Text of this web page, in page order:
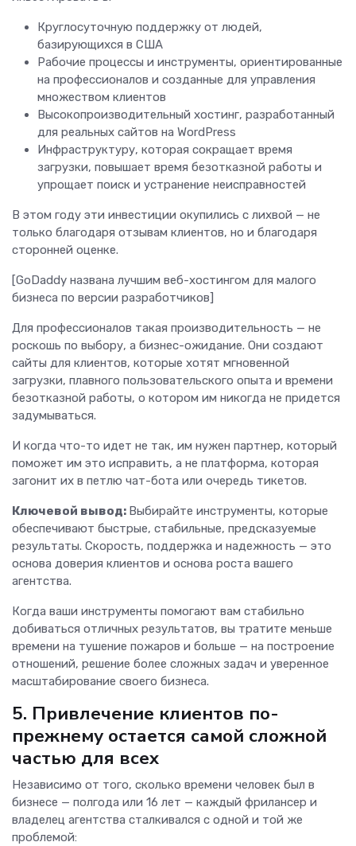
Круглосуточную поддержку от людей,
базирующихся в США
Рабочие процессы и инструменты, ориентированные
на профессионалов и созданные для управления
множеством клиентов
Высокопроизводительный хостинг, разработанный
для реальных сайтов на WordPress
Инфраструктуру, которая сокращает время
загрузки, повышает время безотказной работы и
упрощает поиск и устранение неисправностей
В этом году эти инвестиции окупились с лихвой — не
только благодаря отзывам клиентов, но и благодаря
сторонней оценке.
[GoDaddy названа лучшим веб-хостингом для малого
бизнеса по версии разработчиков]
Для профессионалов такая производительность — не
роскошь по выбору, а бизнес-ожидание. Они создают
сайты для клиентов, которые хотят мгновенной
загрузки, плавного пользовательского опыта и времени
безотказной работы, о котором им никогда не придется
задумываться.
И когда что-то идет не так, им нужен партнер, который
поможет им это исправить, а не платформа, которая
загонит их в петлю чат-бота или очередь тикетов.
Ключевой вывод: Выбирайте инструменты, которые
обеспечивают быстрые, стабильные, предсказуемые
результаты. Скорость, поддержка и надежность — это
основа доверия клиентов и основа роста вашего
агентства.
Когда ваши инструменты помогают вам стабильно
добиваться отличных результатов, вы тратите меньше
времени на тушение пожаров и больше — на построение
отношений, решение более сложных задач и уверенное
масштабирование своего бизнеса.
5. Привлечение клиентов по-
прежнему остается самой сложной
частью для всех
Независимо от того, сколько времени человек был в
бизнесе — полгода или 16 лет — каждый фрилансер и
владелец агентства сталкивался с одной и той же
проблемой: